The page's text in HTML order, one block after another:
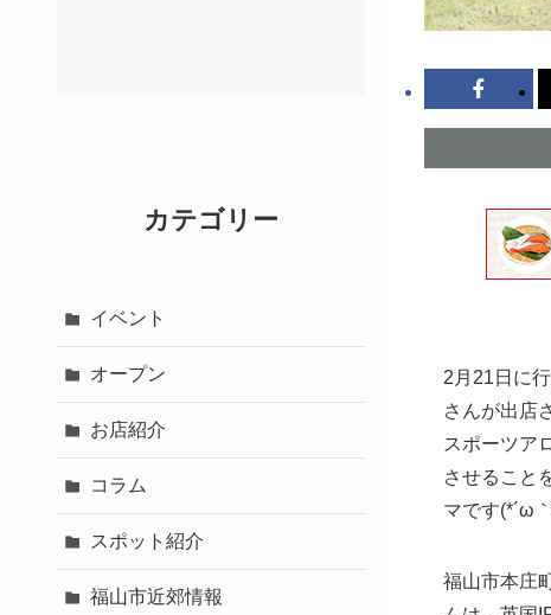
2月21日に
さんが出店
スポーツア
させること
マです(*´ω
福山市本庄
カテゴリー
イベント
オープン
お店紹介
コラム
スポット紹介
福山市近郊情報